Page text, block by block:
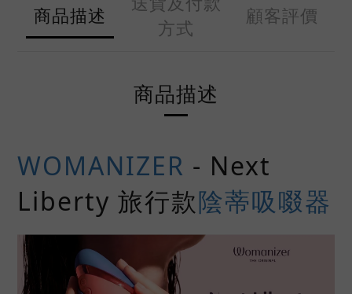
商品描述
方式
顧客評價
商品描述
WOMANIZER - Next
Liberty 旅行款陰蒂吸啜器